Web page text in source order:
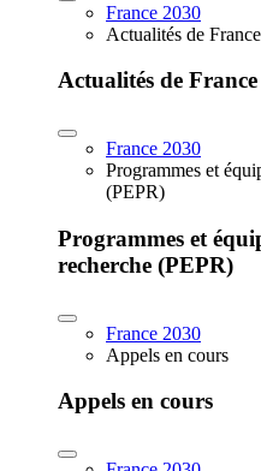
France 2030
Actualités de
Actualités de
France 2030
Programmes et
(PEPR)
Programmes et
recherche (PEPR)
France 2030
Appels en cours
Appels en cours